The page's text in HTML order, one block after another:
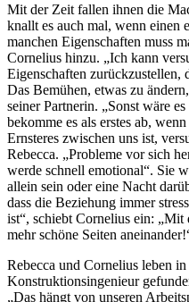
Mit der Zeit fallen ihnen die
knallt es auch mal, wenn einen
manchen Eigenschaften muss
Cornelius hinzu. „Ich kann
Eigenschaften zurückzustellen,
Das Bemühen, etwas zu
seiner Partnerin. „Sonst wäre
bekomme es als erstes ab,
Ernsteres zwischen uns ist,
Rebecca. „Probleme vor sich
werde schnell emotional“. Sie
allein sein oder eine Nacht
dass die Beziehung immer
ist“, schiebt Cornelius ein:
mehr schöne Seiten
Rebecca und Cornelius leben
Konstruktionsingenieur
„Das hängt von unseren